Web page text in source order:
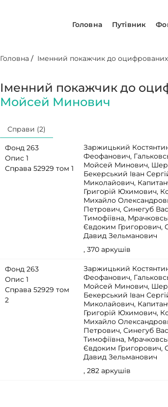
Головна Путівник
Головна / Іменний покажчик до
Іменний покажчик до
Мойсей Минович
Справи (2)
Фонд 263
Опис 1
Справа 52929 том 1
Заржицький
Феофанович,
Мойсей Минович,
Бекерський Іван
Миколайович,
Григорій Юхимович,
Михайло
Петрович, Синегуб
Тимофіївна,
Євдоким Григорович,
Давид Зельманович
, 370 аркушів
Фонд 263
Опис 1
Справа 52929 том
2
Заржицький
Феофанович,
Мойсей Минович,
Бекерський Іван
Миколайович,
Григорій Юхимович,
Михайло
Петрович, Синегуб
Тимофіївна,
Євдоким Григорович,
Давид Зельманович
, 282 аркушів